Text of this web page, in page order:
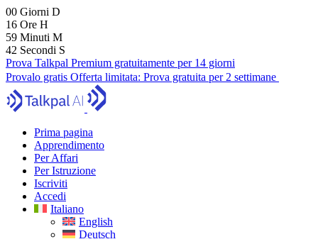
00 Giorni D
16 Ore H
59 Minuti M
41 Secondi S
Prova Talkpal Premium gratuitamente per 14 giorni
Provalo gratis Offerta limitata: Prova gratuita per 2 settimane
Prima pagina
Apprendimento
Per Affari
Per Istruzione
Iscriviti
Accedi
Italiano
English
Deutsch